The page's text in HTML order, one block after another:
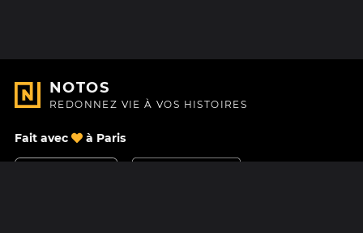
NOTOS
REDONNEZ VIE À VOS HISTOIRES
Fait avec à Paris